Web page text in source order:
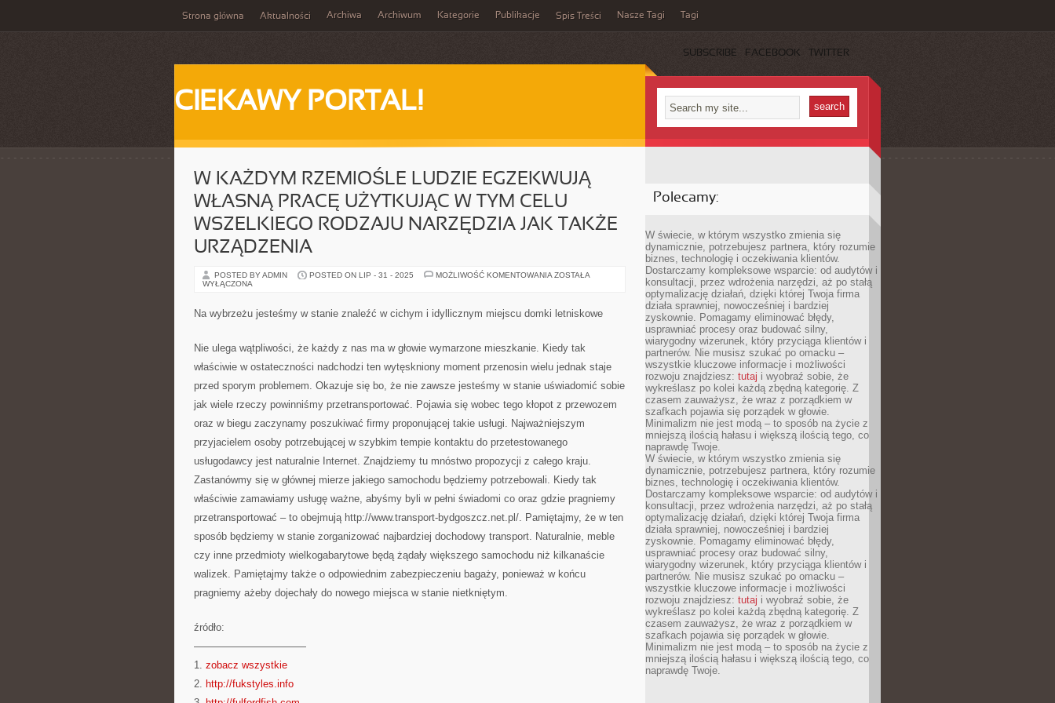
Strona główna Aktualności Archiwa Archiwum Kategorie Publikacje Spis Treści Nasze Tagi Tagi
SUBSCRIBE FACEBOOK TWITTER
CIEKAWY PORTAL!
W KAŻDYM RZEMIOŚLE LUDZIE EGZEKWUJĄ
WŁASNĄ PRACĘ UŻYTKUJĄC W TYM CELU
WSZELKIEGO RODZAJU NARZĘDZIA JAK TAKŻE
URZĄDZENIA
POSTED BY ADMIN POSTED ON LIP - 31 - 2025 MOŻLIWOŚĆ KOMENTOWANIA W
EGZEKWUJĄ
WŁASNĄ
TYM
WSZELKIEGO
NARZĘDZIA
TAKŻE
URZĄDZENIA
ZOSTAŁA
WYŁĄCZONA
Na wybrzeżu jesteśmy w stanie znaleźć w cichym i idyllicznym miejscu domki letniskowe
Nie ulega wątpliwości, że każdy z nas ma w głowie wymarzone mieszkanie. Kiedy tak
właściwie w ostateczności nadchodzi ten wytęskniony moment przenosin wielu jednak staje
przed sporym problemem. Okazuje się bo, że nie zawsze jesteśmy w stanie uświadomić sobie
jak wiele rzeczy powinniśmy przetransportować. Pojawia się wobec tego kłopot z przewozem
oraz w biegu zaczynamy poszukiwać firmy proponującej takie usługi. Najważniejszym
przyjacielem osoby potrzebującej w szybkim tempie kontaktu do przetestowanego
usługodawcy jest naturalnie Internet. Znajdziemy tu mnóstwo propozycji z całego kraju.
Zastanówmy się w głównej mierze jakiego samochodu będziemy potrzebowali. Kiedy tak
właściwie zamawiamy usługę ważne, abyśmy byli w pełni świadomi co oraz gdzie pragniemy
przetransportować – to obejmują http://www.transport-bydgoszcz.net.pl/. Pamiętajmy, że w ten
sposób będziemy w stanie zorganizować najbardziej dochodowy transport. Naturalnie, meble
czy inne przedmioty wielkogabarytowe będą żądały większego samochodu niż kilkanaście
walizek. Pamiętajmy także o odpowiednim zabezpieczeniu bagaży, ponieważ w końcu
pragniemy ażeby dojechały do nowego miejsca w stanie nietkniętym.
źródło:
———————————
1. zobacz wszystkie
2. http://fukstyles.info
Polecamy:
W świecie, w którym wszystko zmienia się
dynamicznie, potrzebujesz partnera, który rozumie
biznes, technologię i oczekiwania klientów.
Dostarczamy kompleksowe wsparcie: od audytów i
konsultacji, przez wdrożenia narzędzi, aż po stałą
optymalizację działań, dzięki której Twoja firma
działa sprawniej, nowocześniej i bardziej
zyskownie. Pomagamy eliminować błędy,
usprawniać procesy oraz budować silny,
wiarygodny wizerunek, który przyciąga klientów i
partnerów. Nie musisz szukać po omacku –
wszystkie kluczowe informacje i możliwości
rozwoju znajdziesz: tutaj i wyobraź sobie, że
wykreślasz po kolei każdą zbędną kategorię. Z
czasem zauważysz, że wraz z porządkiem w
szafkach pojawia się porządek w głowie.
Minimalizm nie jest modą – to sposób na życie z
mniejszą ilością hałasu i większą ilością tego, co
naprawdę Twoje.
W świecie, w którym wszystko zmienia się
dynamicznie, potrzebujesz partnera, który rozumie
biznes, technologię i oczekiwania klientów.
Dostarczamy kompleksowe wsparcie: od audytów i
konsultacji, przez wdrożenia narzędzi, aż po stałą
optymalizację działań, dzięki której Twoja firma
działa sprawniej, nowocześniej i bardziej
zyskownie. Pomagamy eliminować błędy,
usprawniać procesy oraz budować silny,
wiarygodny wizerunek, który przyciąga klientów i
partnerów. Nie musisz szukać po omacku –
wszystkie kluczowe informacje i możliwości
rozwoju znajdziesz: tutaj i wyobraź sobie, że
wykreślasz po kolei każdą zbędną kategorię. Z
czasem zauważysz, że wraz z porządkiem w
szafkach pojawia się porządek w głowie.
Minimalizm nie jest modą – to sposób na życie z
mniejszą ilością hałasu i większą ilością tego, co
naprawdę Twoje.